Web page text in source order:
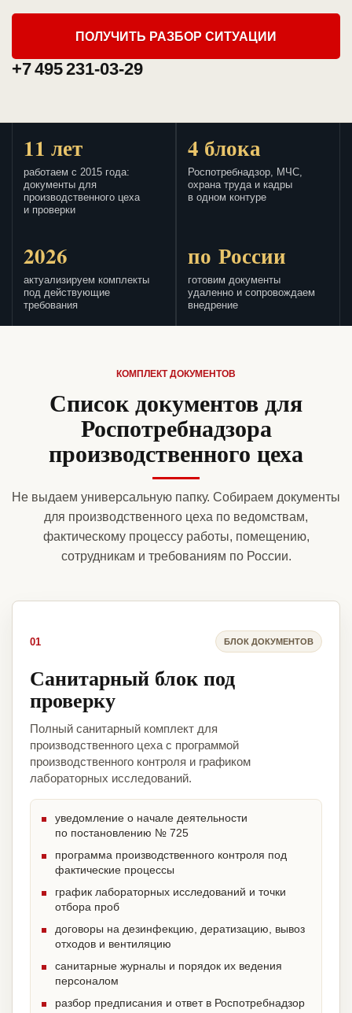
ПОЛУЧИТЬ РАЗБОР СИТУАЦИИ
+7 495 231-03-29
11 лет
работаем с 2015 года:
документы для
производственного цеха
и проверки
4 блока
Роспотребнадзор, МЧС,
охрана труда и кадры
в одном контуре
2026
актуализируем комплекты
под действующие
требования
по России
готовим документы
удаленно и сопровождаем
внедрение
КОМПЛЕКТ ДОКУМЕНТОВ
Список документов для
Роспотребнадзора
производственного цеха
Не выдаем универсальную папку. Собираем документы
для производственного цеха по ведомствам,
фактическому процессу работы, помещению,
сотрудникам и требованиям по России.
01 БЛОК ДОКУМЕНТОВ
Санитарный блок под
проверку
Полный санитарный комплект для
производственного цеха с программой
производственного контроля и графиком
лабораторных исследований.
уведомление о начале деятельности
по постановлению № 725
программа производственного контроля под
фактические процессы
график лабораторных исследований и точки
отбора проб
договоры на дезинфекцию, дератизацию, вывоз
отходов и вентиляцию
санитарные журналы и порядок их ведения
персоналом
разбор предписания и ответ в Роспотребнадзор